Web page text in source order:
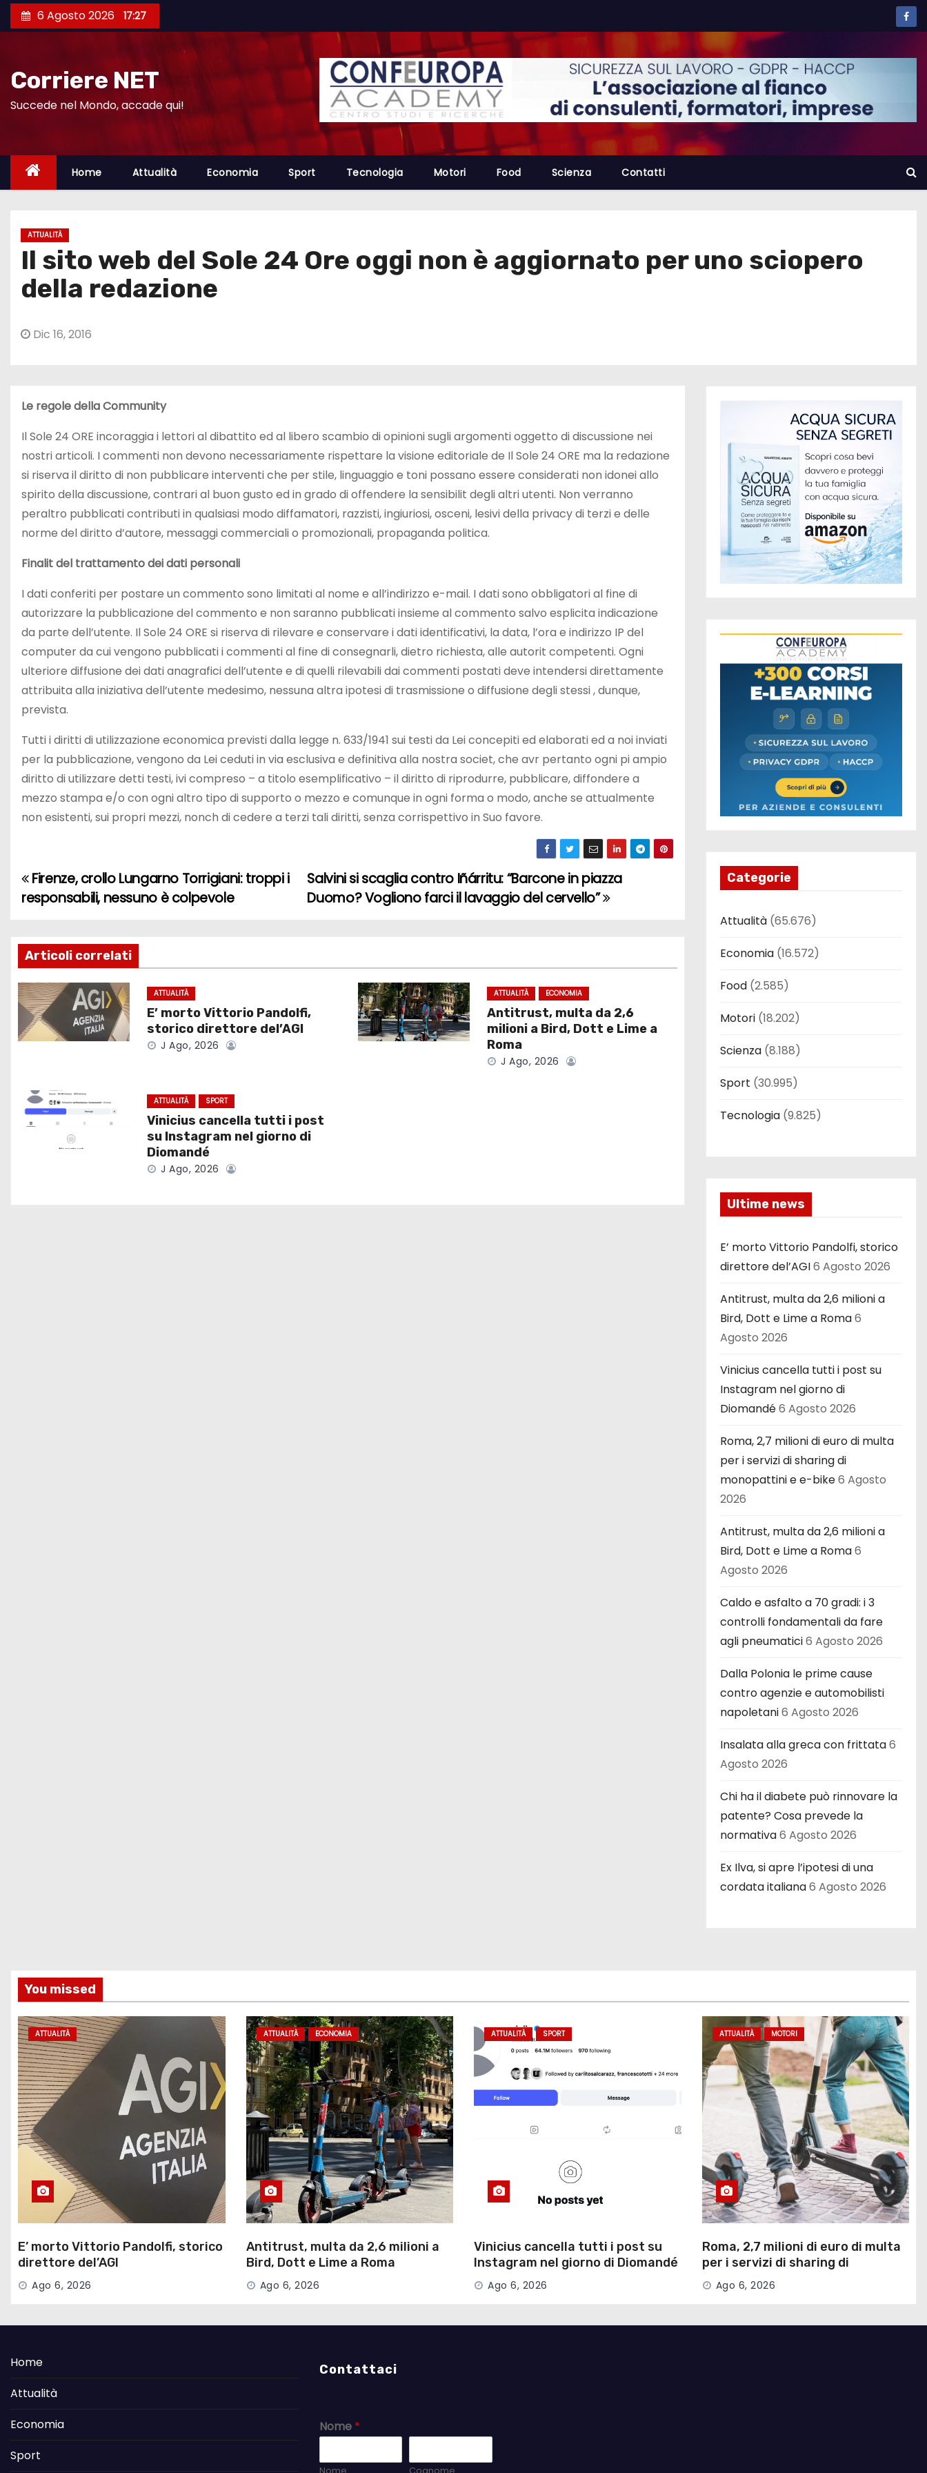
a
6 Agosto 2026 17:27
Corriere NET
Succede nel Mondo, accade qui!
Home Attualità Economia Sport Tecnologia Motori Food Scienza Contatti
ATTUALITÀ
Il sito web del Sole 24 Ore oggi non è aggiornato per uno sciopero
della redazione
Dic 16, 2016
Le regole della Community
Il Sole 24 ORE incoraggia i lettori al dibattito ed al libero scambio di opinioni sugli argomenti oggetto di discussione nei
nostri articoli. I commenti non devono necessariamente rispettare la visione editoriale de Il Sole 24 ORE ma la redazione
si riserva il diritto di non pubblicare interventi che per stile, linguaggio e toni possano essere considerati non idonei allo
spirito della discussione, contrari al buon gusto ed in grado di offendere la sensibilit degli altri utenti. Non verranno
peraltro pubblicati contributi in qualsiasi modo diffamatori, razzisti, ingiuriosi, osceni, lesivi della privacy di terzi e delle
norme del diritto d’autore, messaggi commerciali o promozionali, propaganda politica.
Finalit del trattamento dei dati personali
I dati conferiti per postare un commento sono limitati al nome e all’indirizzo e-mail. I dati sono obbligatori al fine di
autorizzare la pubblicazione del commento e non saranno pubblicati insieme al commento salvo esplicita indicazione
da parte dell’utente. Il Sole 24 ORE si riserva di rilevare e conservare i dati identificativi, la data, l’ora e indirizzo IP del
computer da cui vengono pubblicati i commenti al fine di consegnarli, dietro richiesta, alle autorit competenti. Ogni
ulteriore diffusione dei dati anagrafici dell’utente e di quelli rilevabili dai commenti postati deve intendersi direttamente
attribuita alla iniziativa dell’utente medesimo, nessuna altra ipotesi di trasmissione o diffusione degli stessi , dunque,
prevista.
Tutti i diritti di utilizzazione economica previsti dalla legge n. 633/1941 sui testi da Lei concepiti ed elaborati ed a noi inviati
per la pubblicazione, vengono da Lei ceduti in via esclusiva e definitiva alla nostra societ, che avr pertanto ogni pi ampio
diritto di utilizzare detti testi, ivi compreso – a titolo esemplificativo – il diritto di riprodurre, pubblicare, diffondere a
mezzo stampa e/o con ogni altro tipo di supporto o mezzo e comunque in ogni forma o modo, anche se attualmente
non esistenti, sui propri mezzi, nonch di cedere a terzi tali diritti, senza corrispettivo in Suo favore.
N
v
i
g
a
o
Salvini si scaglia contro Iñárritu: “Barcone in piazza
Duomo? Vogliono farci il lavaggio del cervello”
Firenze, crollo Lungarno Torrigiani: troppi i
responsabili, nessuno è colpevole
Articoli correlati
ATTUALITÀ
E’ morto Vittorio Pandolfi,
storico direttore del’AGI
J Ago, 2026
ATTUALITÀ ECONOMIA
Antitrust, multa da 2,6
milioni a Bird, Dott e Lime a
Roma
J Ago, 2026
ATTUALITÀ SPORT
Vinicius cancella tutti i post
su Instagram nel giorno di
Diomandé
J Ago, 2026
Categorie
Attualità (65.676)
Economia (16.572)
Food (2.585)
Motori (18.202)
Scienza (8.188)
Sport (30.995)
Tecnologia (9.825)
Ultime news
E’ morto Vittorio Pandolfi, storico
direttore del’AGI6 Agosto 2026
Antitrust, multa da 2,6 milioni a
Bird, Dott e Lime a Roma6
Agosto 2026
Vinicius cancella tutti i post su
Instagram nel giorno di
Diomandé6 Agosto 2026
Roma, 2,7 milioni di euro di multa
per i servizi di sharing di
monopattini e e-bike6 Agosto
2026
Antitrust, multa da 2,6 milioni a
Bird, Dott e Lime a Roma6
Agosto 2026
Caldo e asfalto a 70 gradi: i 3
controlli fondamentali da fare
agli pneumatici6 Agosto 2026
Dalla Polonia le prime cause
contro agenzie e automobilisti
napoletani6 Agosto 2026
Insalata alla greca con frittata6
Agosto 2026
Chi ha il diabete può rinnovare la
patente? Cosa prevede la
normativa6 Agosto 2026
Ex Ilva, si apre l’ipotesi di una
cordata italiana6 Agosto 2026
You missed
ATTUALITÀ
E’ morto Vittorio Pandolfi, storico
direttore del’AGI
Ago 6, 2026
ATTUALITÀ ECONOMIA
Antitrust, multa da 2,6 milioni a
Bird, Dott e Lime a Roma
Ago 6, 2026
ATTUALITÀ SPORT
Vinicius cancella tutti i post su
Instagram nel giorno di Diomandé
Ago 6, 2026
ATTUALITÀ MOTORI
Roma, 2,7 milioni di euro di multa
per i servizi di sharing di
monopattini e e-bike
Ago 6, 2026
Home
Attualità
Economia
Sport
Contattaci
Nome *